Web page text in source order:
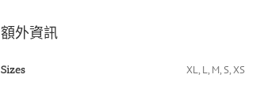
額外資訊
Sizes XL, L, M, S, XS